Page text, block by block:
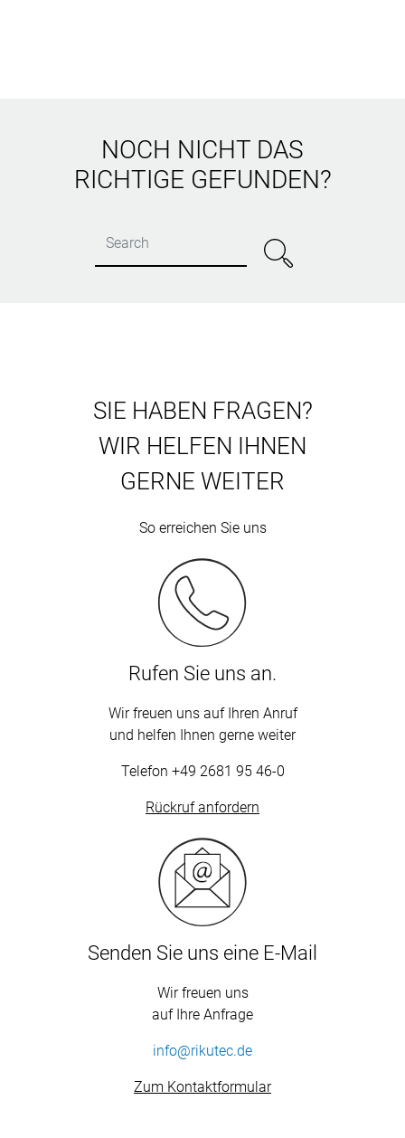
NOCH NICHT DAS
RICHTIGE GEFUNDEN?
SIE HABEN FRAGEN?
WIR HELFEN IHNEN
GERNE WEITER
So erreichen Sie uns
Rufen Sie uns an.
Wir freuen uns auf Ihren Anruf
und helfen Ihnen gerne weiter
Telefon +49 2681 95 46-0
Rückruf anfordern
Senden Sie uns eine E-Mail
Wir freuen uns
auf Ihre Anfrage
info@rikutec.de
Zum Kontaktformular